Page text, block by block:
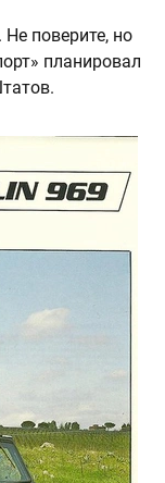
Не поверите, но
планировал